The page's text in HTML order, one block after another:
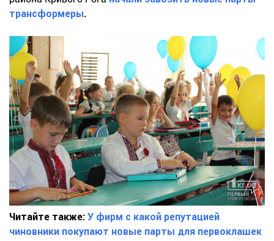
трансформеры.
Читайте также: У фирм с какой репутацией
чиновники покупают новые парты для первоклашек